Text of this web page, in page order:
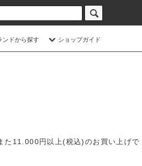
ンドから探す ショップガイド
た11.000円以上(税込)のお買い上げで